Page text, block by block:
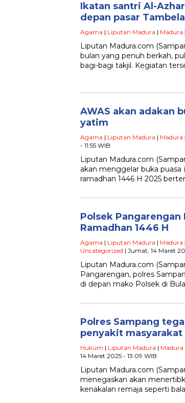
Ikatan santri Al-
depan pasar
Agama | Liputan Madura | Madura
Liputan Madura.com
bulan yang penuh berkah,
bagi-bagi takjil. Kegiatan
AWAS akan adakan
yatim
Agama | Liputan Madura | Madura
- 11:55 WIB
Liputan Madura.com
akan menggelar buka
ramadhan 1446 H 2025
Polsek
Ramadhan 1446 H
Agama | Liputan Madura | Madura
Uncategorized | Jumat, 14 Maret
Liputan Madura.com
Pangarengan, polres
di depan mako Polsek di
Polres Sampang
penyakit masyarakat
Hukum | Liputan Madura | Madura
14 Maret 2025 - 13:09 WIB
Liputan Madura.com
menegaskan akan
kenakalan remaja seperti